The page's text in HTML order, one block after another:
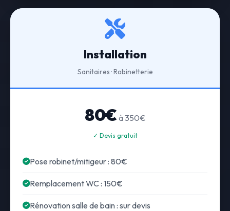
Installation
Sanitaires · Robinetterie
80€ à 350€
✓ Devis gratuit
Pose robinet/mitigeur : 80€
Remplacement WC : 150€
Rénovation salle de bain : sur devis